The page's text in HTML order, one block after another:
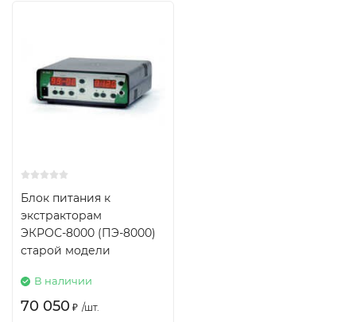
Блок питания к
экстракторам
ЭКРОС-8000 (ПЭ-8000)
старой модели
В наличии
70 050 ₽ /шт.